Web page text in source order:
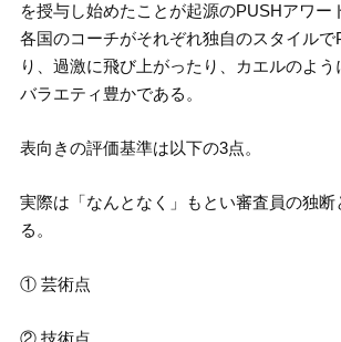
を授与し始めたことが起源のPUSHアワー
各国のコーチがそれぞれ独自のスタイルで
り、過激に飛び上がったり、カエルのよう
バラエティ豊かである。
表向きの評価基準は以下の3点。
実際は「なんとなく」もとい審査員の独断
る。
① 芸術点
② 技術点